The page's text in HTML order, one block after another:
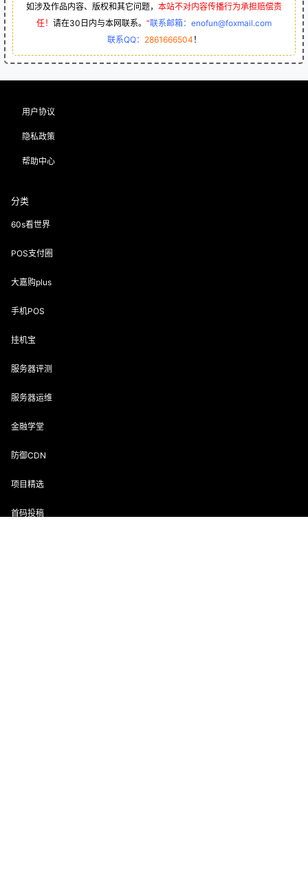
如涉及作品内容、版权和其它问题， 本站不对内容传播行为承担赔偿责
任！ 请在30日内与本网联系。 “联系邮箱：enofun@foxmail.com
联系QQ： 2861666504 ！
用户协议
隐私政策
帮助中心
分类
60s看世界
POS支付圈
大嘉购plus
手机POS
挂机宝
服务器评测
服务器运维
金融学堂
防御CDN
项目精选
首码投稿